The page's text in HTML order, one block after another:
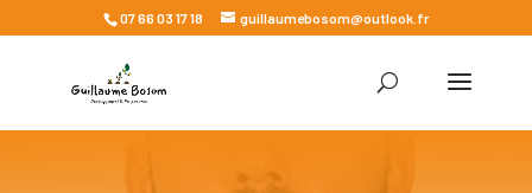
07 66 03 17 18 guillaumebosom@outlook.fr